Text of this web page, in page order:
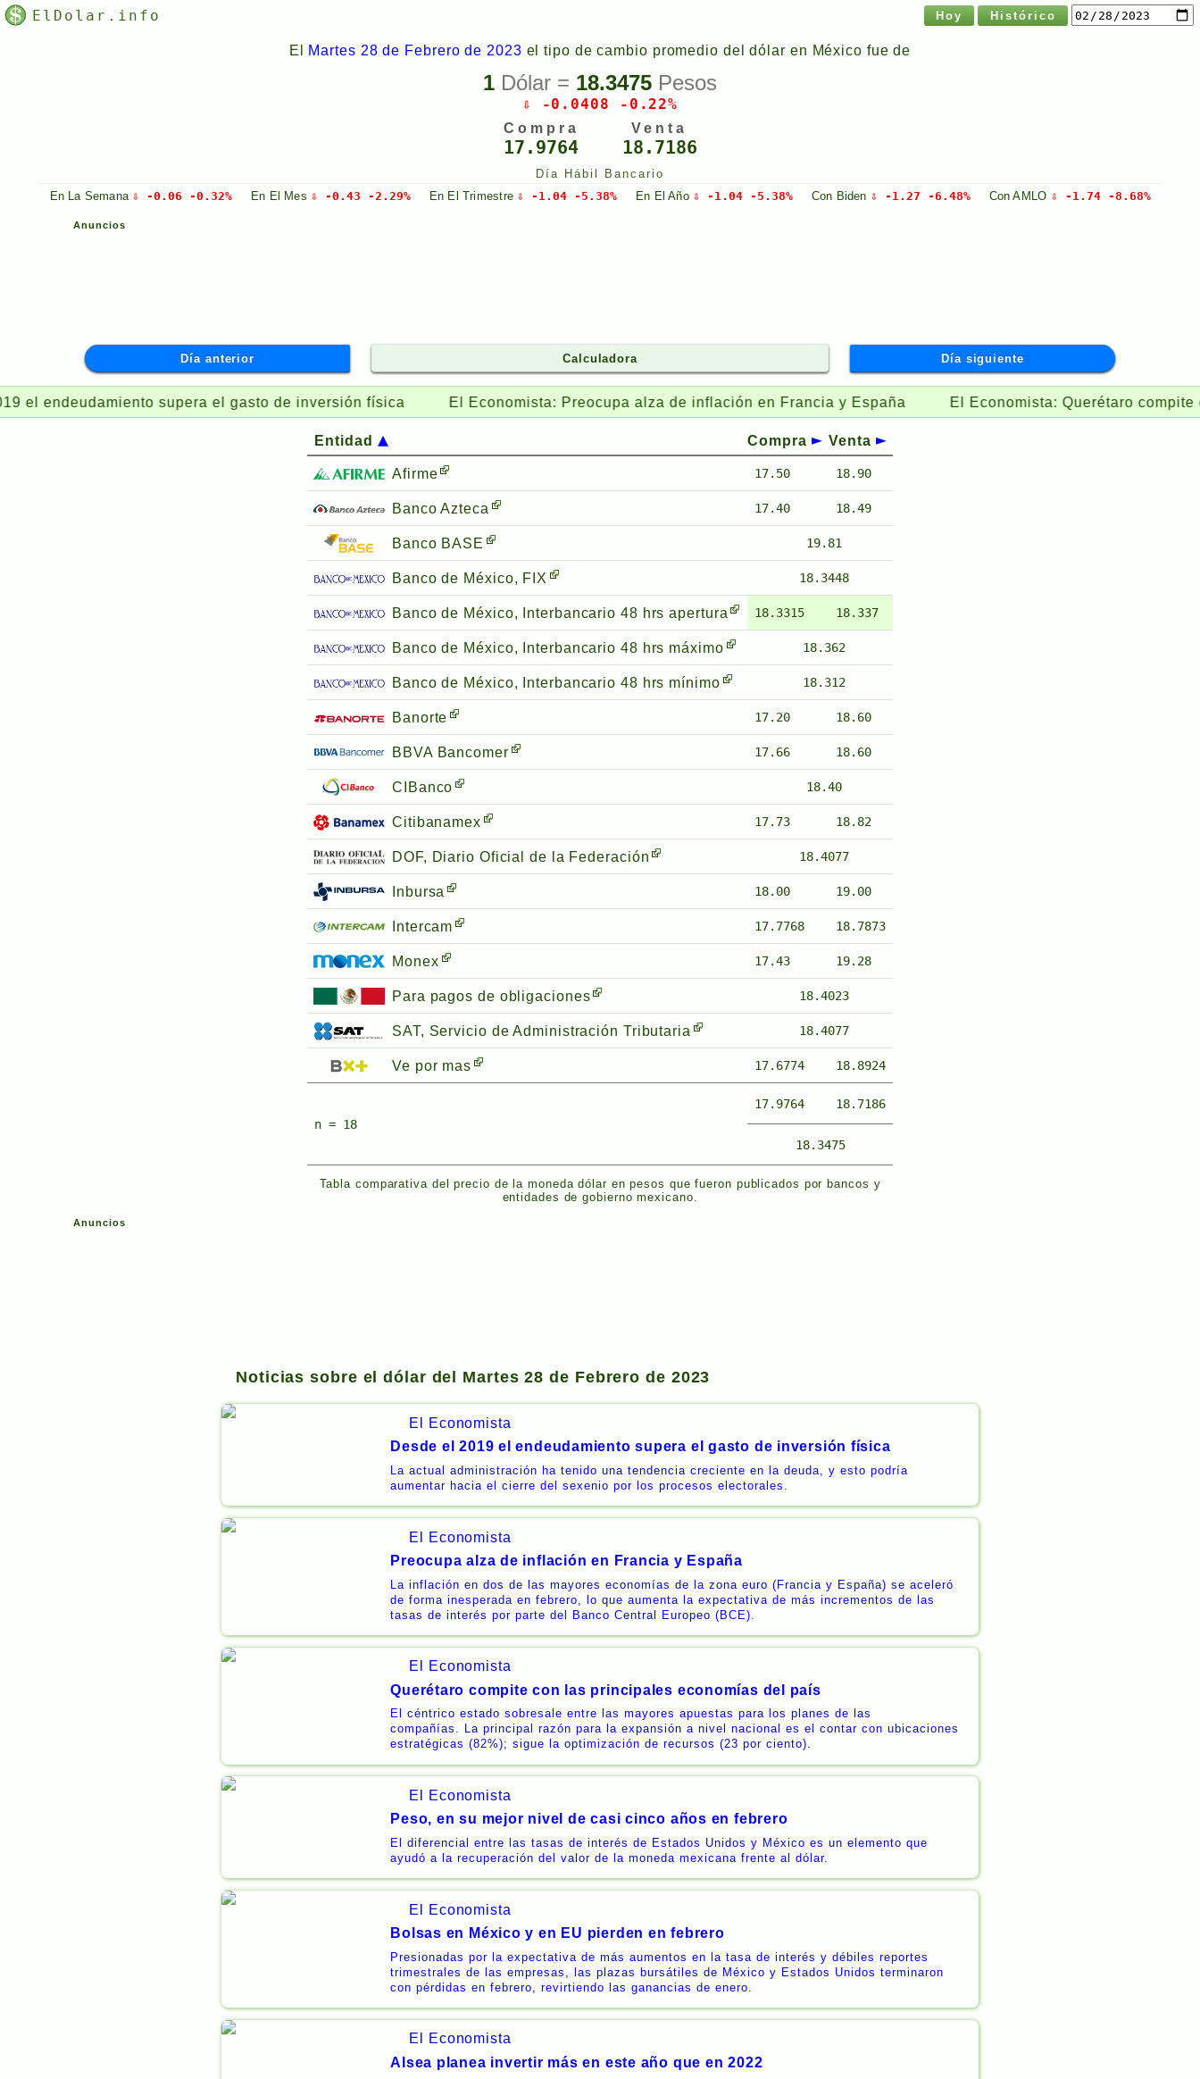
ElDolar.info Hoy Histórico
El Martes 28 de Febrero de 2023 el tipo de cambio promedio del dólar en México fue de
1 Dólar = 18.3475 Pesos
⇩ -0.0408 -0.22%
Compra
17.9764
Venta
18.7186
Día Hábil Bancario
En La Semana ⇩ -0.06 -0.32% En El Mes ⇩ -0.43 -2.29% En ElTrimestre ⇩ -1.04 -5.38% En ElAño ⇩ -1.04 -5.38% Con Biden ⇩ -1.27 -6.48% ConAMLO ⇩ -1.74 -8.68%
Anuncios
Día anterior Calculadora Día siguiente
supera el gasto de inversión física El Economista:Preocupa alza de inflación en Francia y España El Economista:Querétaro compite con las
Tabla comparativa del precio de la moneda dólar en pesos que fueron publicados por bancos y
entidades de gobierno mexicano.
Entidad Compra Venta
Afirme 17.50 18.90
Banco Azteca 17.40 18.49
Banco BASE 19.81
Banco de México, FIX 18.3448
Banco de México, Interbancario 48 hrs apertura 18.3315 18.337
Banco de México, Interbancario 48 hrs máximo 18.362
Banco de México, Interbancario 48 hrs mínimo 18.312
Banorte 17.20 18.60
BBVA Bancomer 17.66 18.60
CIBanco 18.40
Citibanamex 17.73 18.82
DOF, Diario Oficial de la Federación 18.4077
Inbursa 18.00 19.00
Intercam 17.7768 18.7873
Monex 17.43 19.28
Para pagos de obligaciones 18.4023
SAT, Servicio de Administración Tributaria 18.4077
Ve por mas 17.6774 18.8924
n = 18
17.9764 18.7186
18.3475
Anuncios
Noticias sobre el dólar del Martes 28 de Febrero de 2023
El Economista
Desde el 2019 el endeudamiento supera el gasto de inversión física
La actual administración ha tenido una tendencia creciente en la deuda, y esto podría
aumentar hacia el cierre del sexenio por los procesos electorales.
El Economista
Preocupa alza de inflación en Francia y España
La inflación en dos de las mayores economías de la zona euro (Francia y España) se aceleró
de forma inesperada en febrero, lo que aumenta la expectativa de más incrementos de las
tasas de interés por parte del Banco Central Europeo (BCE).
El Economista
Querétaro compite con las principales economías del país
El céntrico estado sobresale entre las mayores apuestas para los planes de las
compañías. La principal razón para la expansión a nivel nacional es el contar con ubicaciones
estratégicas (82%); sigue la optimización de recursos (23 por ciento).
El Economista
Peso, en su mejor nivel de casi cinco años en febrero
El diferencial entre las tasas de interés de Estados Unidos y México es un elemento que
ayudó a la recuperación del valor de la moneda mexicana frente al dólar.
El Economista
Bolsas en México y en EU pierden en febrero
Presionadas por la expectativa de más aumentos en la tasa de interés y débiles reportes
trimestrales de las empresas, las plazas bursátiles de México y Estados Unidos terminaron
con pérdidas en febrero, revirtiendo las ganancias de enero.
El Economista
Alsea planea invertir más en este año que en 2022